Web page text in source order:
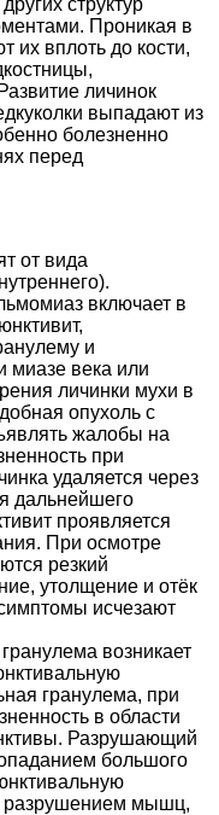
Проникая в
их вплоть до кости,
личинок
выпадают из
болезненно
перед
от вида
включает в
и
века или
личинки мухи в
опухоль с
жалобы на
при
удаляется через
дальнейшего
проявляется
При осмотре
резкий
утолщение и отёк
исчезают
возникает
гранулема, при
в области
Разрушающий
большого
разрушением мышц,